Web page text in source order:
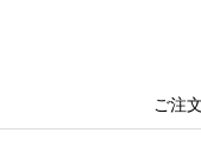
ご注